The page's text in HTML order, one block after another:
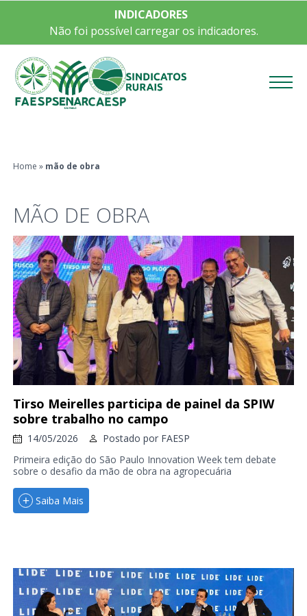
INDICADORES
Não foi possível carregar os indicadores.
Home » mão de obra
MÃO DE OBRA
Tirso Meirelles participa de painel da SPIW
sobre trabalho no campo
14/05/2026 Postado por FAESP
Primeira edição do São Paulo Innovation Week tem debate
sobre o desafio da mão de obra na agropecuária
Saiba Mais